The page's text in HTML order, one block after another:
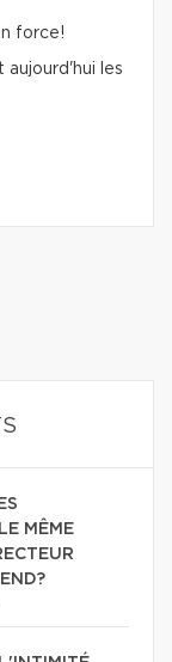
force!
aujourd'hui les
MÊME